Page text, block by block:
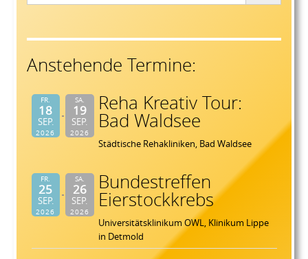
Anstehende Termine:
FR.
18
SEP.
2026
SA.
19
SEP.
2026
Reha Kreativ Tour:
Bad Waldsee
Städtische Rehakliniken, Bad Waldsee
FR.
25
SEP.
2026
SA.
26
SEP.
2026
Bundestreffen
Eierstockkrebs
Universitätsklinikum OWL, Klinikum Lippe
in Detmold